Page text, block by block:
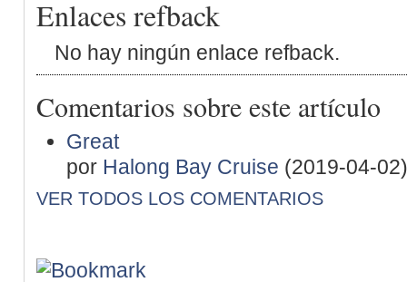
Enlaces refback
No hay ningún enlace refback.
Comentarios sobre este artículo
Great
por Halong Bay Cruise (2019-04-02)
VER TODOS LOS COMENTARIOS